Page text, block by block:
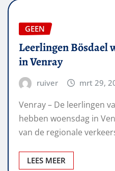
GEEN
Leerlingen Bösdael
in Venray
ruiver mrt 29,
Venray – De leerlingen
hebben woensdag in
van de regionale
LEES MEER